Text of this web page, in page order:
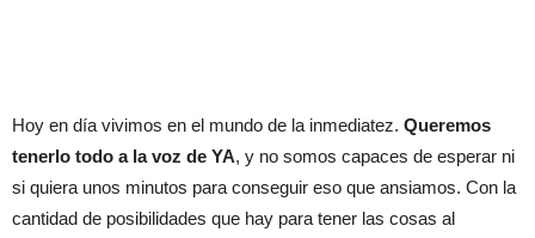
Hoy en día vivimos en el mundo de la inmediatez. Queremos
tenerlo todo a la voz de YA, y no somos capaces de esperar ni
si quiera unos minutos para conseguir eso que ansiamos. Con la
cantidad de posibilidades que hay para tener las cosas al